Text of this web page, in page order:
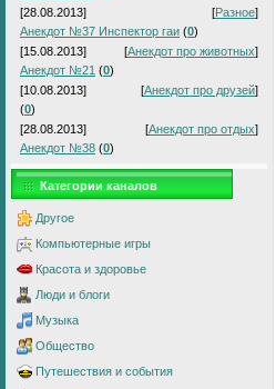
[28.08.2013]
[Разное]
Анекдот №37 Инспектор гаи (0)
[15.08.2013]
[Анекдот про животных]
Анекдот №21 (0)
[10.08.2013]
[Анекдот про друзей]
(0)
[28.08.2013]
[Анекдот про отдых]
Анекдот №38 (0)
Категории каналов
Другое
Компьютерные игры
Красота и здоровье
Люди и блоги
Музыка
Общество
Путешествия и события